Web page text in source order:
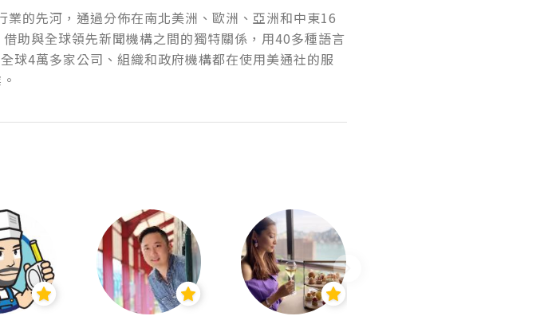
的先河，通過分佈在南北美洲、歐洲、亞洲和中東16
助與全球領先新聞機構之間的獨特關係，用40多種語言
球4萬多家公司、組織和政府機構都在使用美通社的服